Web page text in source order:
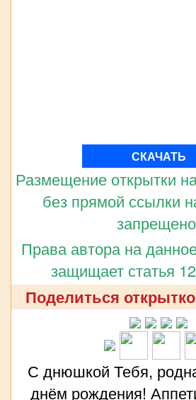
СКАЧАТЬ
Размещение открытки
без прямой ссылки
Права автора на
защищает статья
Поделиться
С днюшкой Тебя,
днём рождения!